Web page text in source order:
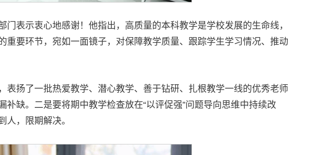
表示衷心地感谢！他指出，高质量的本科教学是学校发展的生命线，
要环节，宛如一面镜子，对保障教学质量、跟踪学生学习情况、推动
扬了一批热爱教学、潜心教学、善于钻研、扎根教学一线的优秀老师
缺。二是要将期中教学检查放在“以评促强”问题导向思维中持续改
，限期解决。